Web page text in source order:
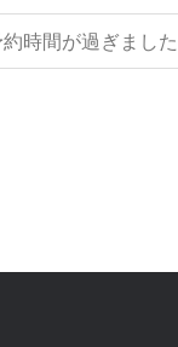
時間が過ぎました